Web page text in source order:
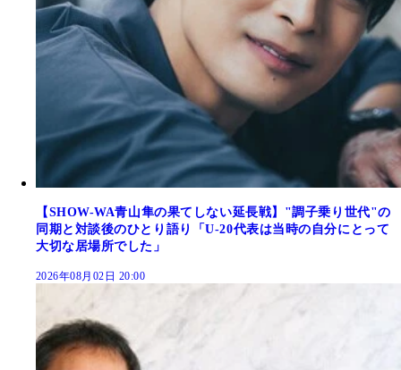
【SHOW-WA青山隼の果てしない延長戦】"調子乗り世代"の
同期と対談後のひとり語り「U-20代表は当時の自分にとって
大切な居場所でした」
2026年08月02日 20:00